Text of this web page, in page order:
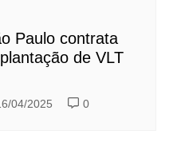
Paulo contrata
de VLT
04/2025 0